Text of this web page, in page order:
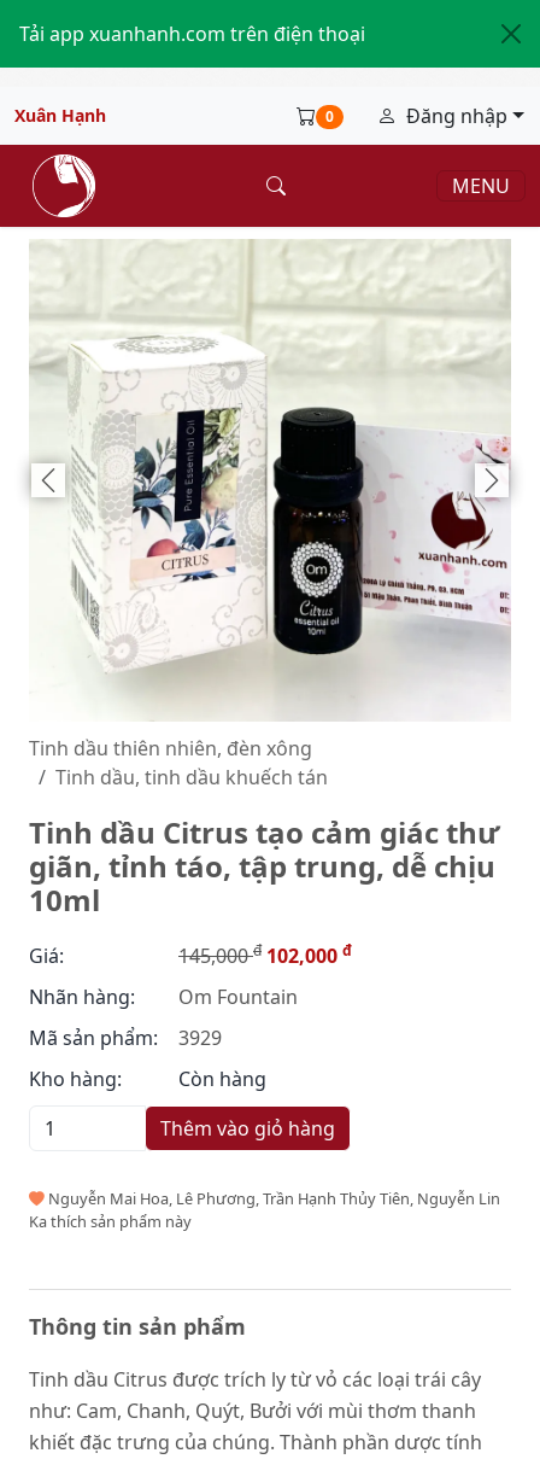
Tải app xuanhanh.com trên điện thoại
Xuân Hạnh 0 Đăng nhập
MENU
Tinh dầu thiên nhiên, đèn xông
Tinh dầu, tinh dầu khuếch tán
Tinh dầu Citrus tạo cảm giác thư
giãn, tỉnh táo, tập trung, dễ chịu
10ml
Giá: 145,000đ 102,000 đ
Nhãn hàng:
Om Fountain
Mã sản phẩm:
3929
Kho hàng:
Còn hàng
Thêm vào giỏ hàng
Nguyễn Mai Hoa, Lê Phương, Trần Hạnh Thủy Tiên, Nguyễn Lin
Ka thích sản phẩm này
Thông tin sản phẩm
Tinh dầu Citrus được trích ly từ vỏ các loại trái cây
như: Cam, Chanh, Quýt, Bưởi với mùi thơm thanh
khiết đặc trưng của chúng. Thành phần dược tính